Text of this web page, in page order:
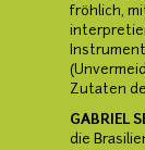
fröhlich,
Zutaten
GABRIEL
die